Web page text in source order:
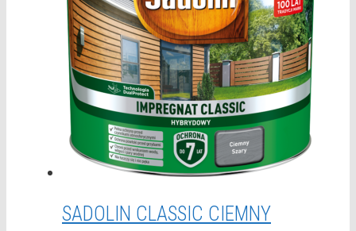
SADOLIN CLASSIC CIEMNY